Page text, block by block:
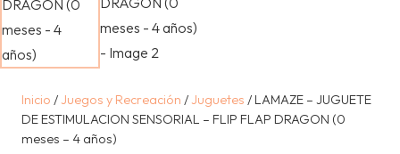
Inicio /Juegos y Recreación /Juguetes / LAMAZE – JUGUETE
DE ESTIMULACION SENSORIAL – FLIP FLAP DRAGON (0
meses – 4 años)